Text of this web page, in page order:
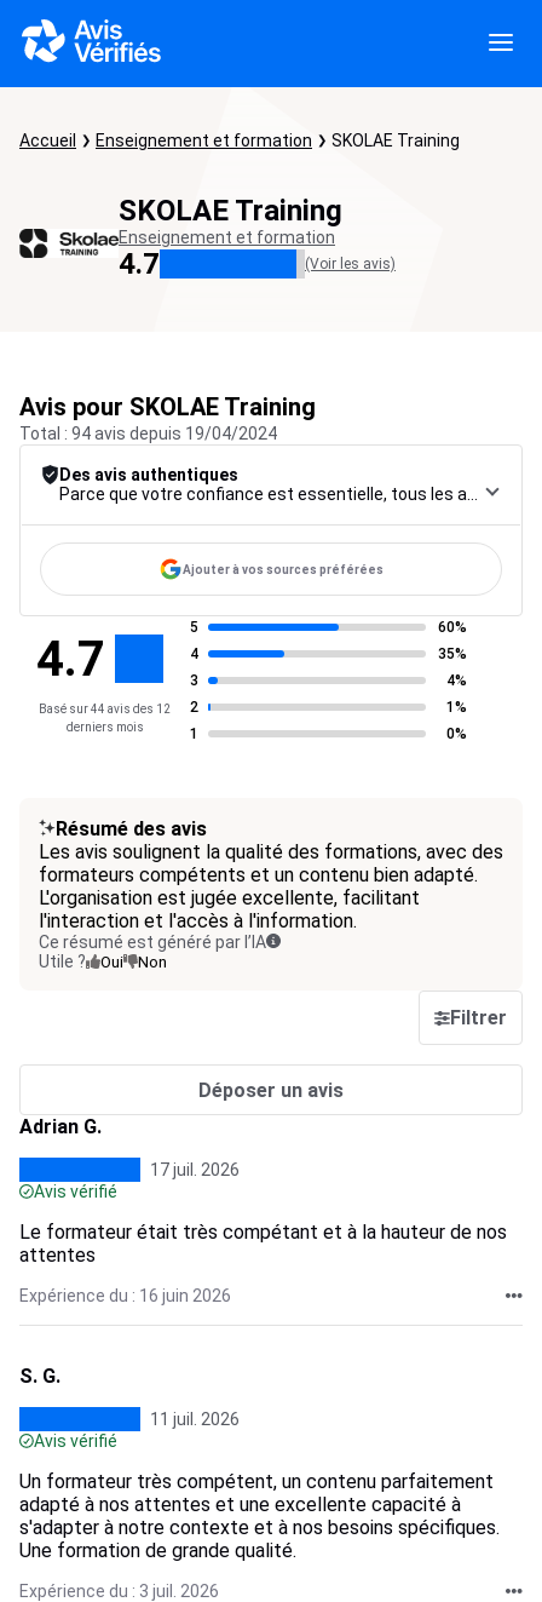
Accueil Enseignement et formation SKOLAE Training
SKOLAE Training
Enseignement et formation
4.7 (Voir les avis)
Avis pour SKOLAE Training
Total : 94 avis depuis 19/04/2024
Des avis authentiques
Ajouter à vos sources préférées
4.7
Basé sur 44 avis des 12
derniers mois
5
60%
4
35%
3
4%
2
1%
1
0%
Résumé des avis
Les avis soulignent la qualité des formations, avec des
formateurs compétents et un contenu bien adapté.
L'organisation est jugée excellente, facilitant
l'interaction et l'accès à l'information.
Ce résumé est généré par l’IA
Utile ?
Oui Non
Filtrer
Déposer un avis
Adrian G.
17 juil. 2026
Avis vérifié
Le formateur était très compétant et à la hauteur de nos
attentes
Expérience du : 16 juin 2026
S. G.
11 juil. 2026
Avis vérifié
Un formateur très compétent, un contenu parfaitement
adapté à nos attentes et une excellente capacité à
s'adapter à notre contexte et à nos besoins spécifiques.
Une formation de grande qualité.
Expérience du : 3 juil. 2026